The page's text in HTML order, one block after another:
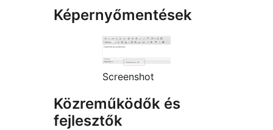
Képernyőmentések
Screenshot
Közreműködők és
fejlesztők